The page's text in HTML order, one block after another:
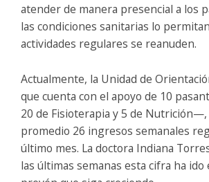
atender de manera presencial a los
las condiciones sanitarias lo
actividades regulares se reanuden.
Actualmente, la Unidad de
que cuenta con el apoyo de 10
20 de Fisioterapia y 5 de
promedio 26 ingresos semanales
último mes. La doctora Indiana
las últimas semanas esta cifra ha